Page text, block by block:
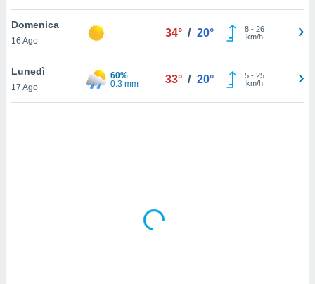
inDomenica
16 Ago
34° / 20° 8- 26
km/h
Lunedì
17 Ago
60%
0.3 mm
33° / 20° 5- 25
km/h